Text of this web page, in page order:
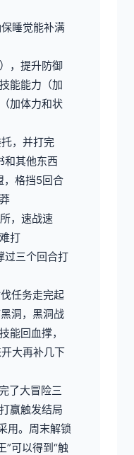
睡觉能补满
，提升防御
能能力（加
加体力和状
，并打完
和其他东西
，格挡5回合
，速战速
打
过三个回合打
任务走完起
洞，黑洞战
能回血撑，
大再补几下
了大冒险三
赢触发结局
用。周末解锁
”可以得到“触